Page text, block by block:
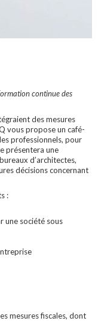
continue des
des mesures
vous propose un café-
professionnels, pour
présentera une
d’architectes,
décisions concernant
:
une société sous
mesures fiscales, dont